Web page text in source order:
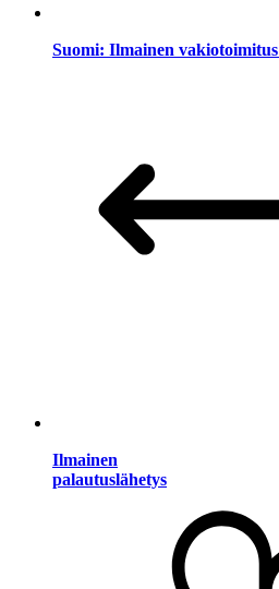
Suomi: Ilmainen vakiotoimitus
Ilmainen
palautuslähetys